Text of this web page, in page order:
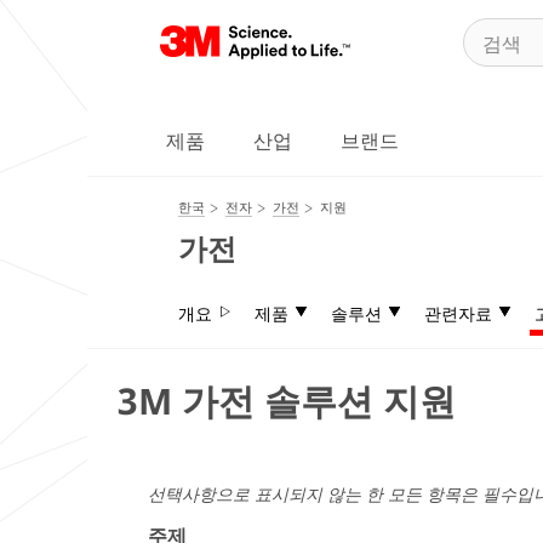
제품 산업 브랜드
한국 전자 가전 지원
가전
개요 제품 솔루션 관련자료
3M 가전 솔루션 지원
선택사항으로 표시되지 않는 한 모든 항목은 필수입
주제